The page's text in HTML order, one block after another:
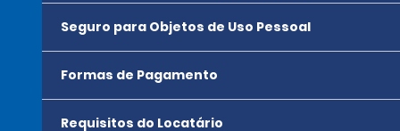
Seguro para Objetos de Uso Pessoal
Formas de Pagamento
Requisitos do Locatário